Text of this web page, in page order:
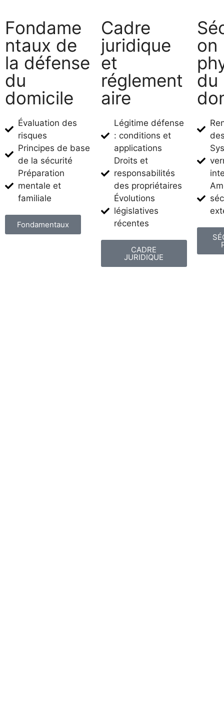
Fondame
ntaux de
la défense
du
domicile
Évaluation des
risques
Principes de base
de la sécurité
Préparation
mentale et
familiale
Fondamentaux
Cadre
juridique
et
réglement
aire
Légitime défense
: conditions et
applications
Droits et
responsabilités
des propriétaires
Évolutions
législatives
récentes
CADRE
JURIDIQUE
on
du